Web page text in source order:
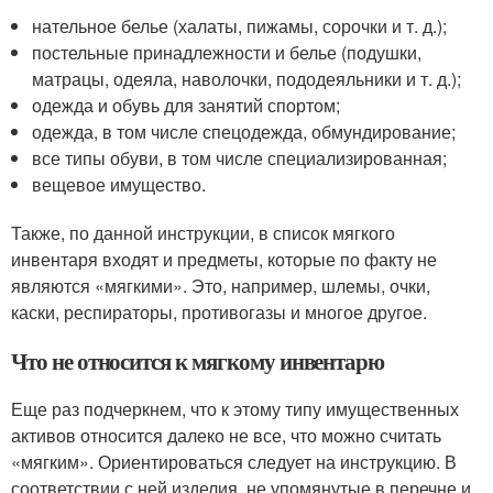
нательное белье (халаты, пижамы, сорочки и т. д.);
постельные принадлежности и белье (подушки,
матрацы, одеяла, наволочки, пододеяльники и т. д.);
одежда и обувь для занятий спортом;
одежда, в том числе спецодежда, обмундирование;
все типы обуви, в том числе специализированная;
вещевое имущество.
Также, по данной инструкции, в список мягкого
инвентаря входят и предметы, которые по факту не
являются «мягкими». Это, например, шлемы, очки,
каски, респираторы, противогазы и многое другое.
Что не относится к мягкому инвентарю
Еще раз подчеркнем, что к этому типу имущественных
активов относится далеко не все, что можно считать
«мягким». Ориентироваться следует на инструкцию. В